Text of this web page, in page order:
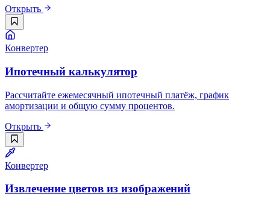
Открыть
Конвертер
Ипотечный калькулятор
Рассчитайте ежемесячный ипотечный платёж, график
амортизации и общую сумму процентов.
Открыть
Конвертер
Извлечение цветов из изображений